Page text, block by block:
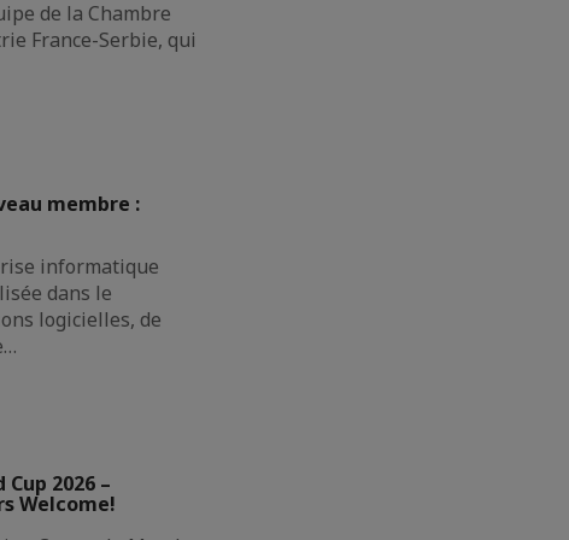
de la Chambre
France-Serbie, qui
membre :
informatique
dans le
logicielles, de
2026 –
Welcome!